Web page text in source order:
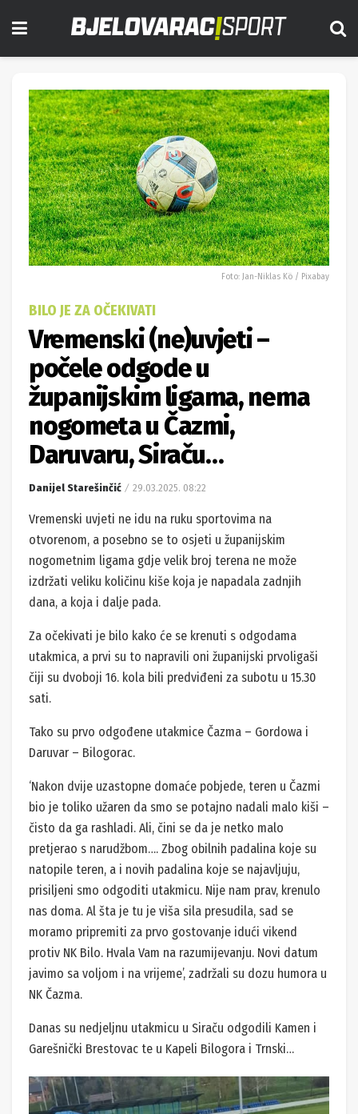
Foto: Jan-Niklas Kö / Pixabay
BILO JE ZA OČEKIVATI
Vremenski (ne)uvjeti –
počele odgode u
županijskim ligama, nema
nogometa u Čazmi,
Daruvaru, Siraču…
Danijel Starešinčić 29.03.2025. 08:22
Vremenski uvjeti ne idu na ruku sportovima na
otvorenom, a posebno se to osjeti u županijskim
nogometnim ligama gdje velik broj terena ne može
izdržati veliku količinu kiše koja je napadala zadnjih
dana, a koja i dalje pada.
Za očekivati je bilo kako će se krenuti s odgodama
utakmica, a prvi su to napravili oni županijski prvoligaši
čiji su dvoboji 16. kola bili predviđeni za subotu u 15.30
sati.
Tako su prvo odgođene utakmice Čazma – Gordowa i
Daruvar – Bilogorac.
‘Nakon dvije uzastopne domaće pobjede, teren u Čazmi
bio je toliko užaren da smo se potajno nadali malo kiši –
čisto da ga rashladi. Ali, čini se da je netko malo
pretjerao s narudžbom…. Zbog obilnih padalina koje su
natopile teren, a i novih padalina koje se najavljuju,
prisiljeni smo odgoditi utakmicu. Nije nam prav, krenulo
nas doma. Al šta je tu je viša sila presudila, sad se
moramo pripremiti za prvo gostovanje idući vikend
protiv NK Bilo. Hvala Vam na razumijevanju. Novi datum
javimo sa voljom i na vrijeme’, zadržali su dozu humora u
NK Čazma.
Danas su nedjeljnu utakmicu u Siraču odgodili Kamen i
Garešnički Brestovac te u Kapeli Bilogora i Trnski…